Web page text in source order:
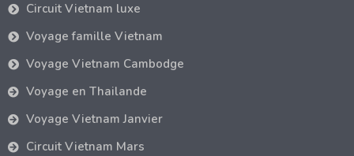
Circuit Vietnam luxe
Voyage famille Vietnam
Voyage Vietnam Cambodge
Voyage en Thailande
Voyage Vietnam Janvier
Circuit Vietnam Mars